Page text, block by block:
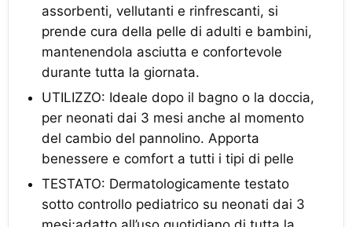
assorbenti, vellutanti e rinfrescanti, si
prende cura della pelle di adulti e bambini,
mantenendola asciutta e confortevole
durante tutta la giornata.
UTILIZZO: Ideale dopo il bagno o la doccia,
per neonati dai 3 mesi anche al momento
del cambio del pannolino. Apporta
benessere e comfort a tutti i tipi di pelle
TESTATO: Dermatologicamente testato
sotto controllo pediatrico su neonati dai 3